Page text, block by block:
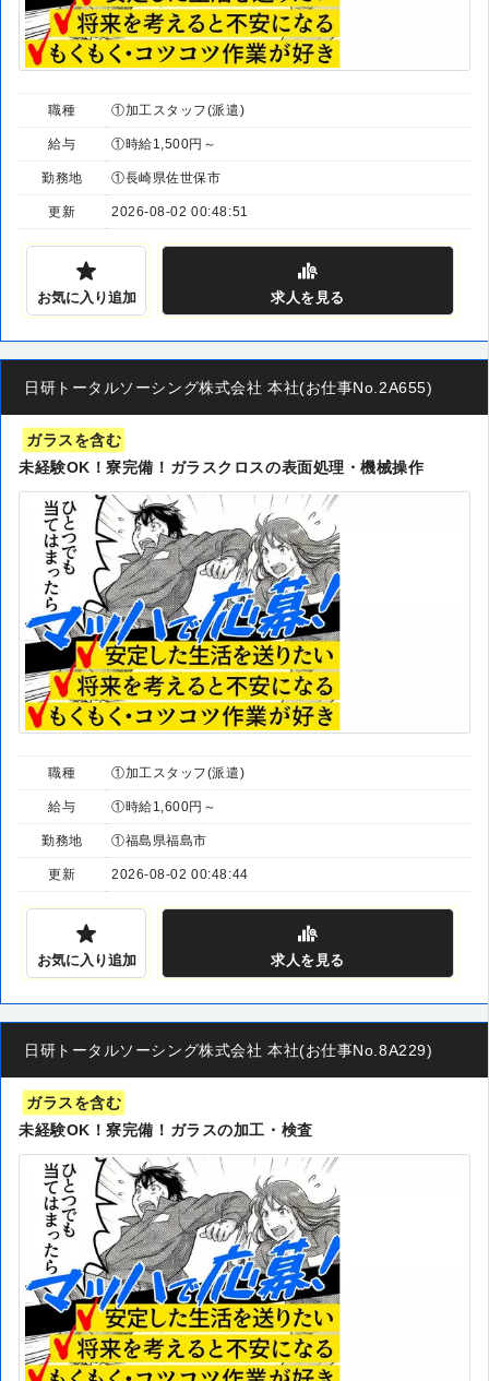
職種 ①加工スタッフ(派遣)
給与 ①時給1,500円～
勤務地 ①長崎県佐世保市
更新 2026-08-02 00:48:51
お気に入り追加 求人 を見る
日研トータルソーシング株式会社 本社(お仕事No.2A655)
ガラスを含む
未経験OK！寮完備！ガラスクロスの表面処理・機械操作
職種 ①加工スタッフ(派遣)
給与 ①時給1,600円～
勤務地 ①福島県福島市
更新 2026-08-02 00:48:44
お気に入り追加 求人を見る
日研トータルソーシング株式会社 本社(お仕事No.8A229)
ガラスを含む
未経験OK！寮完備！ガラスの加工・検査